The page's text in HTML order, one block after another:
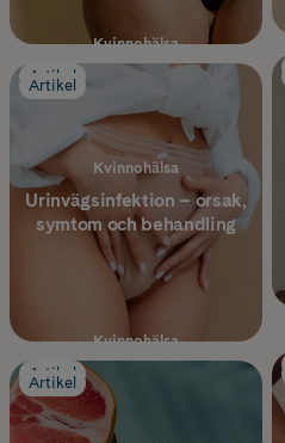
Artikel
Kvinnohälsa
Vad är bakteriell vaginos?
Tips, symtom & behandling
Artikel
Kvinnohälsa
Urinvägsinfektion – orsak,
symtom och behandling
Artikel
Kvinnohälsa
Lär känna dina bröst –
minska risken för
bröstcancer
Artikel